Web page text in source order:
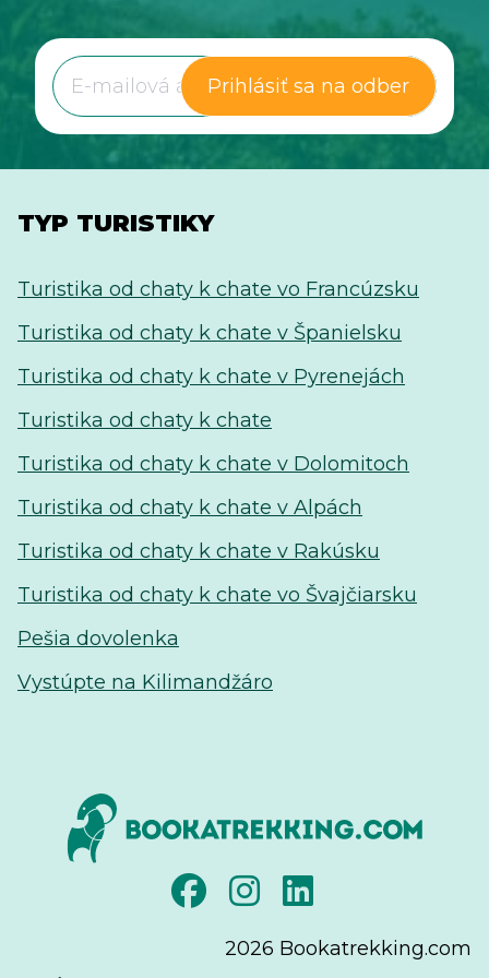
ubytovať. Tieto otázky dostávame často a spolu s
našimi partnermi by sme vám radi pomohli a
nasmerovali vás správnym smerom. Keďže naši
partneri sú miestni a vedia všetko o tomto
krásnom meste, požiadali sme ich o radu ohľadom
miestnych riadov. Ste pripravení objaviť Marrákeš?
Prihlásiť sa na odber
TYP TURISTIKY
Turistika od chaty k chate vo Francúzsku
Turistika od chaty k chate v Španielsku
Turistika od chaty k chate v Pyrenejách
Turistika od chaty k chate
Turistika od chaty k chate v Dolomitoch
Turistika od chaty k chate v Alpách
Turistika od chaty k chate v Rakúsku
Turistika od chaty k chate vo Švajčiarsku
Pešia dovolenka
Vystúpte na Kilimandžáro
2026 Bookatrekking.com